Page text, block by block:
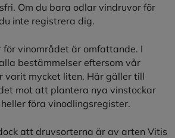
Om du bara odlar vindruvor för
inte registrera dig.
för vinområdet är omfattande. I
bestämmelser eftersom vår
varit mycket liten. Här gäller till
mot att plantera nya vinstockar
föra vinodlingsregister.
att druvsorterna är av arten Vitis